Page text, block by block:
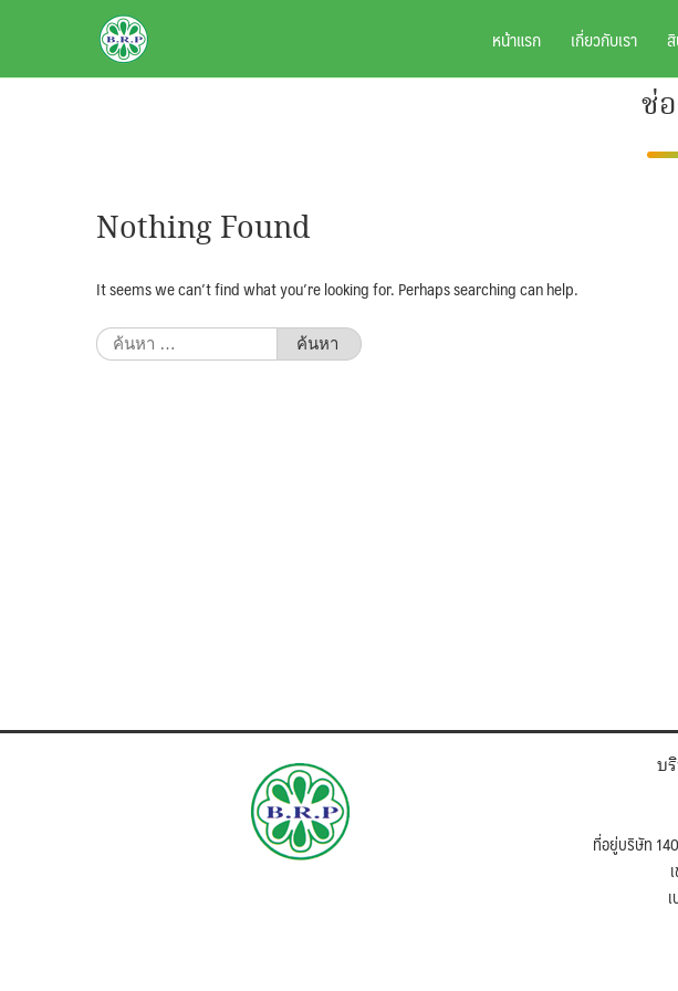
BRPAUTO.COM หน้าแรก เกี่ยวกับเรา
ช่
Nothing Found
It seems we can’t find what you’re looking for. Perhaps searching can help.
ค้นหา
สำหรับ:
บ
ที่อยู่บริษัท